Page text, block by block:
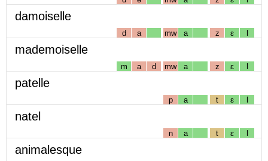
damoiselle
d a mw a z ɛ l
mademoiselle
m a d mw a z ɛ l
patelle
p a t ɛ l
natel
n a t ɛ l
animalesque